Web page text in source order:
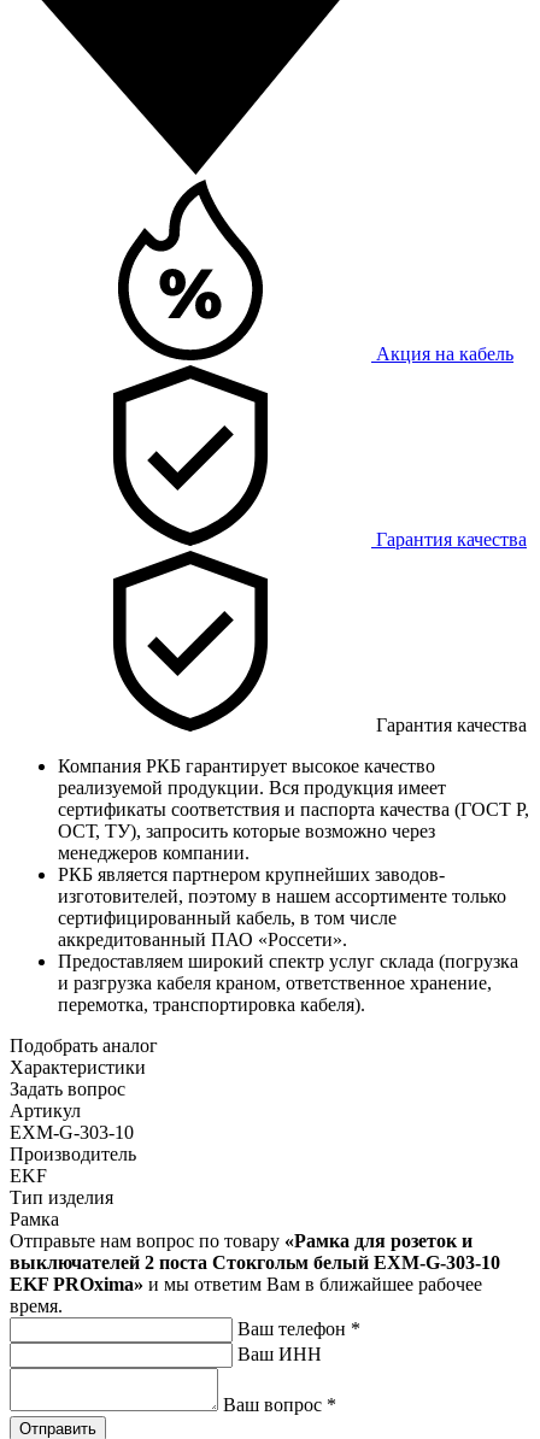
Акция на кабель
Гарантия качества
Гарантия качества
Компания РКБ гарантирует высокое качество
реализуемой продукции. Вся продукция имеет
сертификаты соответствия и паспорта качества (ГОСТ Р,
ОСТ, ТУ), запросить которые возможно через
менеджеров компании.
РКБ является партнером крупнейших заводов-
изготовителей, поэтому в нашем ассортименте только
сертифицированный кабель, в том числе
аккредитованный ПАО «Россети».
Предоставляем широкий спектр услуг склада (погрузка
и разгрузка кабеля краном, ответственное хранение,
перемотка, транспортировка кабеля).
Подобрать аналог
Характеристики
Задать вопрос
Артикул
EXM-G-303-10
Производитель
EKF
Тип изделия
Рамка
Отправьте нам вопрос по товару «Рамка для розеток и
выключателей 2 поста Стокгольм белый EXM-G-303-10
EKF PROxima» и мы ответим Вам в ближайшее рабочее
время.
Ваш телефон *
Ваш ИНН
Ваш вопрос *
Отправить